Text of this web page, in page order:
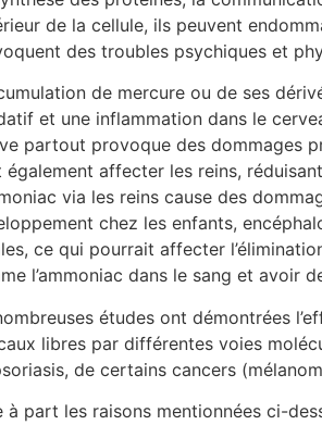
de la cellule, ils peuvent
des troubles psychiques et
de mercure ou de ses
et une inflammation dans le
partout provoque des dommages
également affecter les reins,
via les reins cause des
chez les enfants,
ce qui pourrait affecter
l’ammoniac dans le sang et avoir
études ont démontrées
libres par différentes voies
de certains cancers
à part les raisons mentionnées ci-